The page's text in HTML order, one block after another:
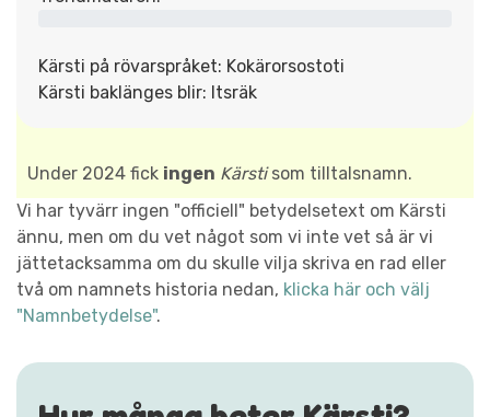
Kärsti på rövarspråket: Kokärorsostoti
Kärsti baklänges blir: Itsräk
Under 2024 fick ingen Kärstisom tilltalsnamn.
Vi har tyvärr ingen "officiell" betydelsetext om Kärsti
ännu, men om du vet något som vi inte vet så är vi
jättetacksamma om du skulle vilja skriva en rad eller
två om namnets historia nedan, klicka här och välj
"Namnbetydelse".